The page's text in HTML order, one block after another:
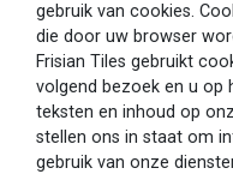
gebruik van cookies.
die door uw browser
Frisian Tiles gebruikt
volgend bezoek en u op
teksten en inhoud op
stellen ons in staat om
gebruik van onze